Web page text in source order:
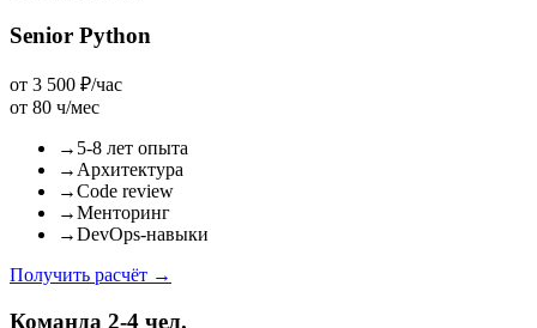
Senior Python
от 3 500 ₽/час
от 80 ч/мес
→ 5-8 лет опыта
→ Архитектура
→Code review
→Менторинг
→DevOps-навыки
Получить расчёт →
Команда 2-4 чел.